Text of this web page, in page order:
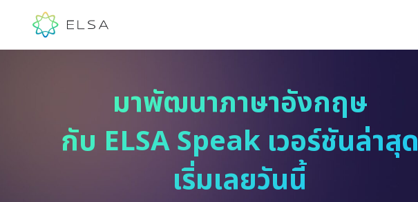
มาพัฒนาภาษาอังกฤษ
กับ ELSA Speak เวอร์ชันล่าสุด
เริ่มเลยวันนี้